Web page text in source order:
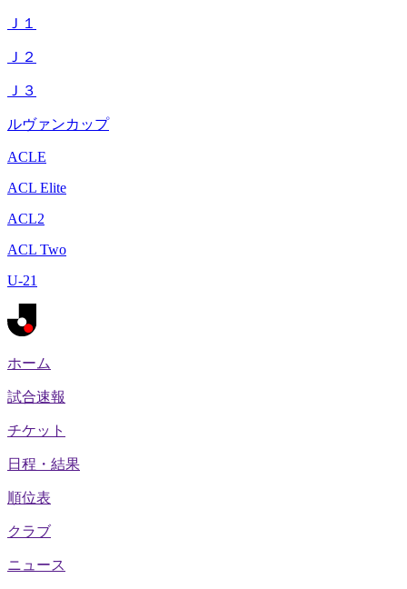
Ｊ１
Ｊ２
Ｊ３
ルヴァンカップ
ACLE
ACL Elite
ACL2
ACL Two
U-21
ホーム
試合速報
チケット
日程・結果
順位表
クラブ
ニュース